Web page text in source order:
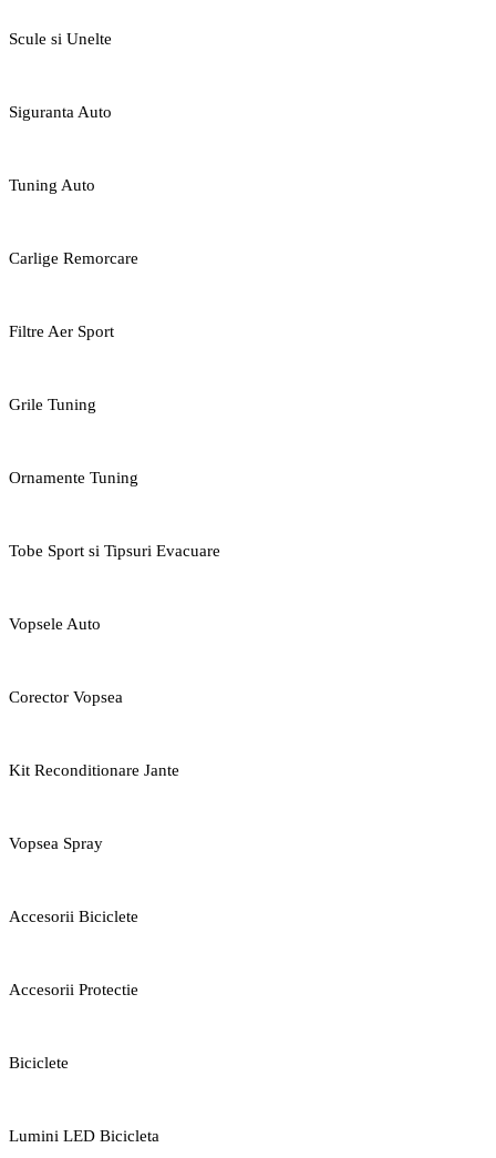
Scule si Unelte
Siguranta Auto
Tuning Auto
Carlige Remorcare
Filtre Aer Sport
Grile Tuning
Ornamente Tuning
Tobe Sport si Tipsuri Evacuare
Vopsele Auto
Corector Vopsea
Kit Reconditionare Jante
Vopsea Spray
Accesorii Biciclete
Accesorii Protectie
Biciclete
Lumini LED Bicicleta